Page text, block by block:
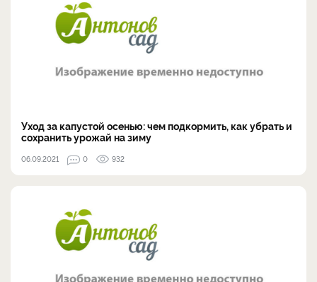
Уход за капустой осенью: чем подкормить, как убрать и
сохранить урожай на зиму
06.09.2021 0 932